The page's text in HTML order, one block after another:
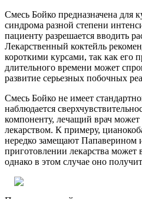
Смесь Бойко предназначена для
синдрома разной степени
пациенту разрешается вводить
Лекарственный коктейль
короткими курсами, так как его
длительного времени может
развитие серьезных побочных
Смесь Бойко не имеет
наблюдается
компоненту, лечащий врач может
лекарством. К примеру,
нередко замещают
приготовлении лекарства может
однако в этом случае оно